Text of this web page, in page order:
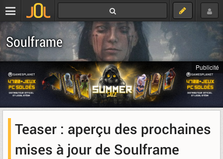
Soulframe
Publicité
Teaser : aperçu des prochaines
mises à jour de Soulframe